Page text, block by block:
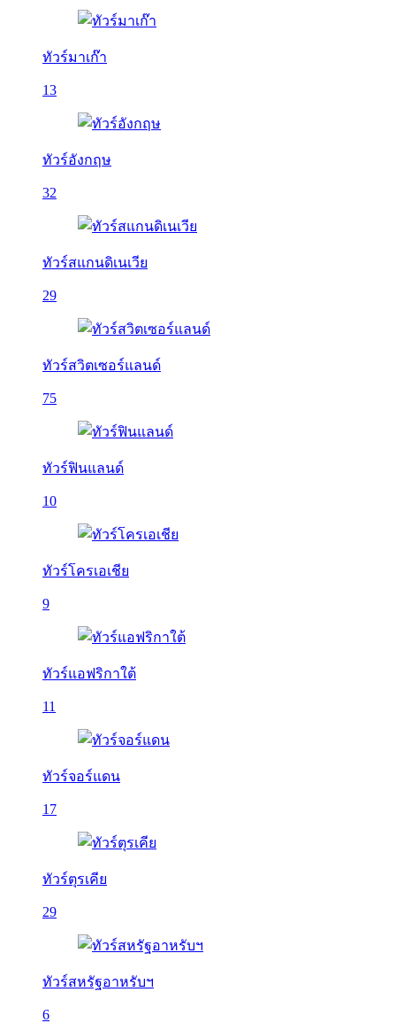
ทัวร์มาเก๊า
13
ทัวร์อังกฤษ
32
ทัวร์สแกนดิเนเวีย
29
ทัวร์สวิตเซอร์แลนด์
75
ทัวร์ฟินแลนด์
10
ทัวร์โครเอเชีย
9
ทัวร์แอฟริกาใต้
11
ทัวร์จอร์แดน
17
ทัวร์ตุรเคีย
29
ทัวร์สหรัฐอาหรับฯ
6